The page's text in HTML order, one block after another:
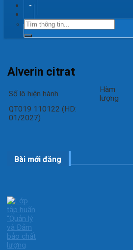
-
Alverin citrat
Số lô hiện hành
Hàm
lượng
QT019 110122 (HD:
01/2027)
Bài mới đăng